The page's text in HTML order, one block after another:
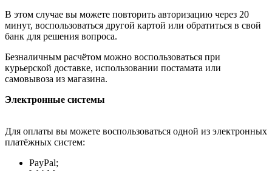
В этом случае вы можете повторить авторизацию через 20
минут, воспользоваться другой картой или обратиться в свой
банк для решения вопроса.
Безналичным расчётом можно воспользоваться при
курьерской доставке, использовании постамата или
самовывоза из магазина.
Электронные системы
Для оплаты вы можете воспользоваться одной из электронных
платёжных систем:
PayPal;